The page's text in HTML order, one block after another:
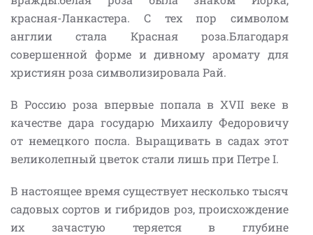
красная-Ланкастера. С тех пор символом
англии стала Красная роза.Благодаря
совершенной форме и дивному аромату для
християн роза символизировала Рай.
В Россию роза впервые попала в ХVII веке в
качестве дара государю Михаилу Федоровичу
от немецкого посла. Выращивать в садах этот
великолепный цветок стали лишь при Петре I.
В настоящее время существует несколько тысяч
садовых сортов и гибридов роз, происхождение
их зачастую теряется в глубине